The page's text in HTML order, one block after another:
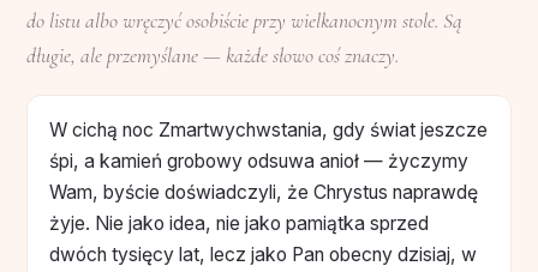
do listu albo wręczyć osobiście przy wielkanocnym stole. Są
długie, ale przemyślane — każde słowo coś znaczy.
W cichą noc Zmartwychwstania, gdy świat jeszcze
śpi, a kamień grobowy odsuwa anioł — życzymy
Wam, byście doświadczyli, że Chrystus naprawdę
żyje. Nie jako idea, nie jako pamiątka sprzed
dwóch tysięcy lat, lecz jako Pan obecny dzisiaj, w